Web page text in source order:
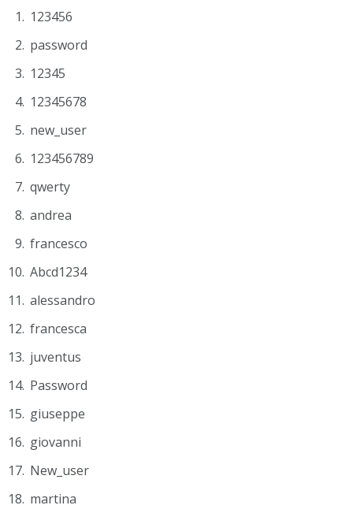
123456
password
12345
12345678
new_user
123456789
qwerty
andrea
francesco
Abcd1234
alessandro
francesca
juventus
Password
giuseppe
giovanni
New_user
martina